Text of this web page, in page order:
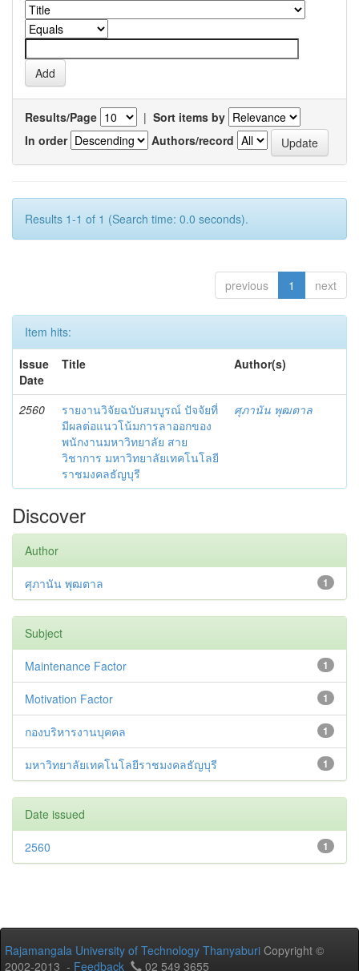
Results/Page | Sort items by
In order
Authors/record
Results 1-1 of 1 (Search time: 0.0 seconds).
previous 1 next
Item hits:
Issue
Date
Title Author(s)
2560
รายงานวิจัยฉบับสมบูรณ์ ปัจจัยที่
มีผลต่อแนวโน้มการลาออกของ
พนักงานมหาวิทยาลัย สาย
วิชาการ มหาวิทยาลัยเทคโนโลยี
ราชมงคลธัญบุรี
ศุภานัน พุฒตาล
Discover
Author
1
ศุภานัน พุฒตาล
Subject
1
Maintenance Factor
1
Motivation Factor
1
กองบริหารงานบุคคล
1
มหาวิทยาลัยเทคโนโลยีราชมงคลธัญบุรี
Date issued
1
2560
Rajamangala University of Technology Thanyaburi Copyright ©
2002-2013 - Feedback 02 549 3655